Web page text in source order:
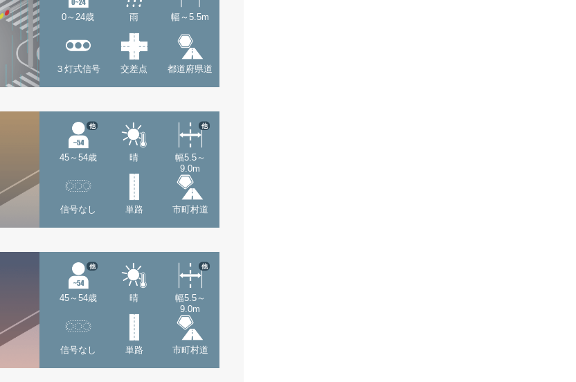
0～24歳 雨 幅～5.5m
３灯式信号 交差点 都道府県道
45～54歳
他
晴
幅5.5～
9.0m
他
信号なし 単路 市町村道
45～54歳
他
晴
幅5.5～
9.0m
他
信号なし 単路 市町村道